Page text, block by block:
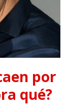
por
qué?